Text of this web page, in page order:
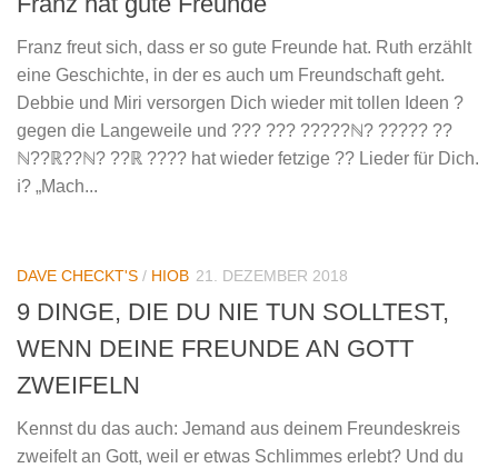
Franz freut sich, dass er so gute Freunde hat. Ruth erzählt
eine Geschichte, in der es auch um Freundschaft geht.
Debbie und Miri versorgen Dich wieder mit tollen Ideen ?
gegen die Langeweile und ??? ??? ?????ℕ? ????? ??
ℕ??ℝ??ℕ? ??ℝ ???? hat wieder fetzige ?? Lieder für Dich.
ℹ️? „Mach...
DAVE CHECKT'S / HIOB 21. DEZEMBER 2018
9 DINGE, DIE DU NIE TUN SOLLTEST,
WENN DEINE FREUNDE AN GOTT
ZWEIFELN
Kennst du das auch: Jemand aus deinem Freundeskreis
zweifelt an Gott, weil er etwas Schlimmes erlebt? Und du